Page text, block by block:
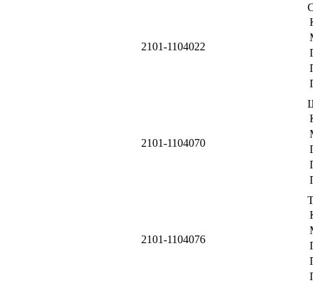
2101-1104022
2101-1104070
2101-1104076